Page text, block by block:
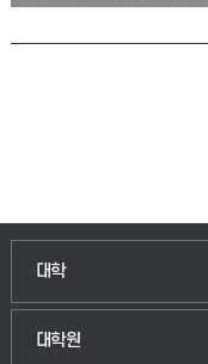
대학
인문융합공공인재학부
법경영학부
대학원
일반대학원